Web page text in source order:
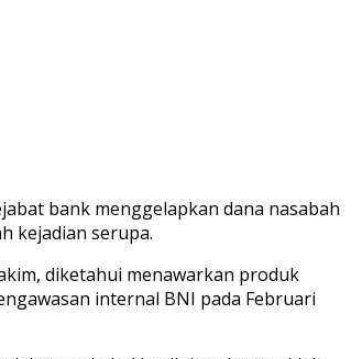
bank menggelapkan dana nasabah
kejadian serupa.
diketahui menawarkan produk
internal BNI pada Februari